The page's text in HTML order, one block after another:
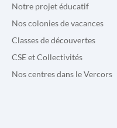
Notre projet éducatif
Nos colonies de vacances
Classes de découvertes
CSE et Collectivités
Nos centres dans le Vercors